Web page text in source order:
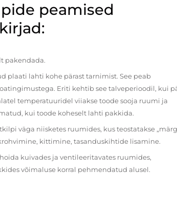
peamised
pakendada.
plaati lahti kohe pärast tarnimist. See peab
Eriti kehtib see talveperioodil, kui
temperatuuridel viiakse toode sooja ruumi ja
kui toode koheselt lahti pakkida.
väga niisketes ruumides, kus teostatakse
kittimine, tasanduskihtide lisamine.
kuivades ja ventileeritavates ruumides,
võimaluse korral pehmendatud alusel.